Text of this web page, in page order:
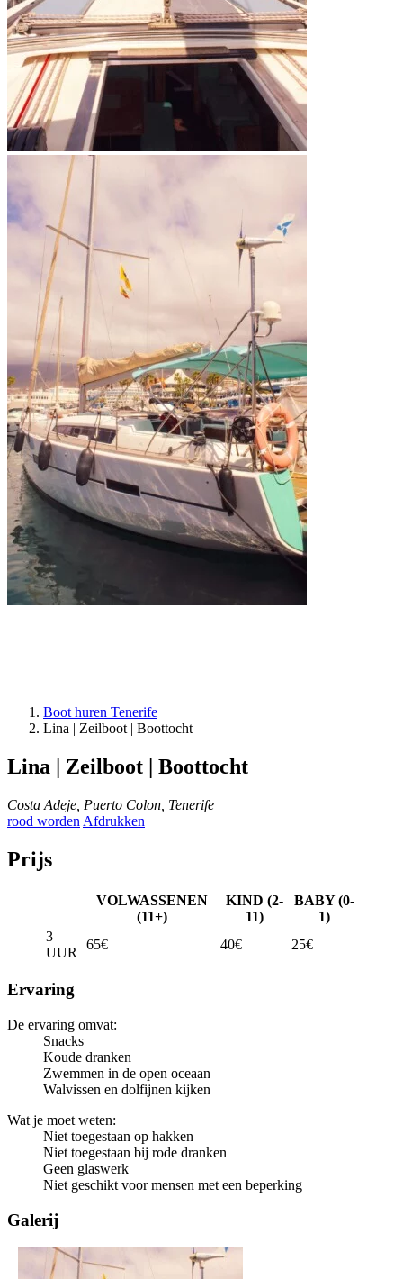
Boot huren Tenerife
Lina | Zeilboot | Boottocht
Lina | Zeilboot | Boottocht
Costa Adeje, Puerto Colon, Tenerife
rood worden Afdrukken
Prijs
VOLWASSENEN
(11+)
KIND (2-
11)
BABY (0-
1)
3
UUR
65€ 40€ 25€
Ervaring
De ervaring omvat:
Snacks
Koude dranken
Zwemmen in de open oceaan
Walvissen en dolfijnen kijken
Wat je moet weten:
Niet toegestaan op hakken
Niet toegestaan bij rode dranken
Geen glaswerk
Niet geschikt voor mensen met een beperking
Galerij